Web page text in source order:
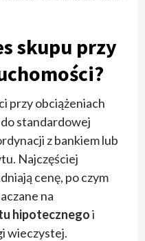
skupu przy
przy obciążeniach
standardowej
z bankiem lub
Najczęściej
cenę, po czym
na
hipotecznegoi
wieczystej.